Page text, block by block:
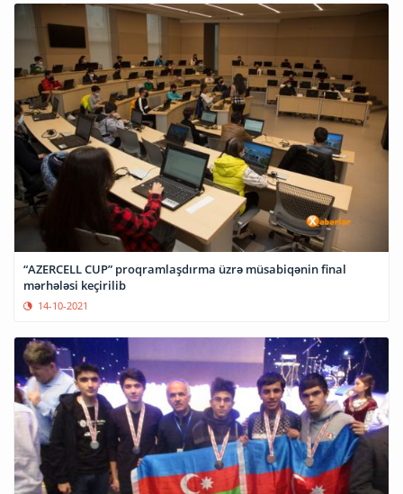
“AZERCELL CUP” proqramlaşdırma üzrə müsabiqənin final
mərhələsi keçirilib
14-10-2021